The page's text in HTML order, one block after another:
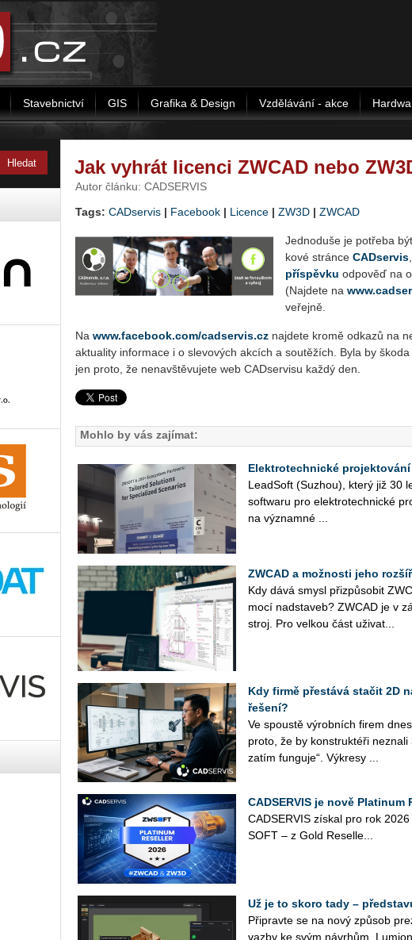
Stavebnictví GIS Grafika & Design Vzdělávání - akce
Jak vyhrát licenci ZWCAD nebo
Autor článku: CADSERVIS
Tags: CADservis | Facebook | Licence | ZW3D | ZWCAD
Jed­no­du­še je po­tře­ba
ko­vé strán­ce CADser­vis
pří­spěv­ku od­po­věď na
(Na­jde­te na
ve­řej­ně.
Na www.​facebook.​com/​cadservis.​cz na­jde­te kromě od­ka­zů na
ak­tu­a­li­ty in­for­ma­ce i o sle­vo­vých ak­cích a sou­tě­žích. Byla by
jen proto, že ne­na­vště­vu­je­te web CADser­vi­su každý den.
Mohlo by vás zajímat:
Elektrotechnické
Lead­Soft (Suzhou), který již 30
soft­wa­ru pro elek­tro­tech­nic­ké
na vý­znam­né ...
ZWCAD a možnosti jeho
Kdy dává smysl při­způ­so­bit
mo­cí nad­sta­veb? ZWCAD je v
stroj. Pro vel­kou část uži­va­t...
Kdy firmě přestává stačit 2D
řešení?
Ve spous­tě vý­rob­ních firem
proto, že by kon­struk­té­ři
zatím fun­gu­je“. Vý­kre­sy ...
CADSERVIS je nově Platinum
CAD­SER­VIS zís­kal pro rok
SOFT – z Gold Re­sel­le...
Už je to skoro tady –
Při­prav­te se na nový způ­sob
vazby ke svým ná­vr­hům.